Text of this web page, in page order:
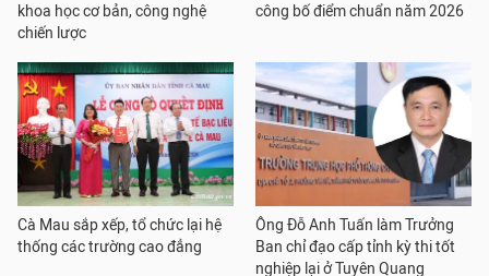
khoa học cơ bản, công nghệ
chiến lược
công bố điểm chuẩn năm 2026
Cà Mau sắp xếp, tổ chức lại hệ
thống các trường cao đẳng
Ông Đỗ Anh Tuấn làm Trưởng
Ban chỉ đạo cấp tỉnh kỳ thi tốt
nghiệp lại ở Tuyên Quang